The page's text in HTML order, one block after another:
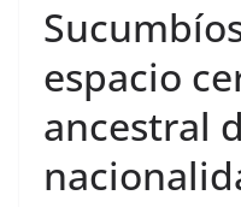
espacio
ancestral